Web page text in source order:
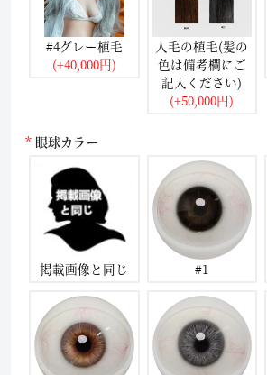
#4グレー植毛
(+40,000円)
人毛の植毛(髪の
色は備考欄にご
記入ください)
(+50,000円)
眼球カラー
掲載画像と同じ #1